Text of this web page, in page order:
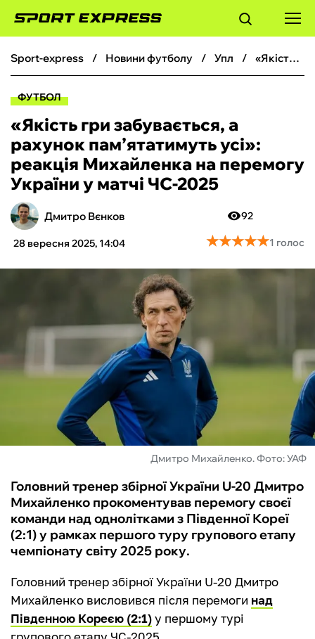
ФУТБОЛ
БОКС
ХОКЕЙ
ТЕНІС
КІБЕРСПОРТ
ЧС-2026
ФУТЗАЛ
ІНШІ
БУКМЕКЕРИ
sport-express новини футболу упл «Якість гри забувається, а рахунок пам’ятатимуть усі»: реакція Михайленка на перемогу України у матчі ЧС-2025
ФУТБОЛ
«Якість гри забувається, а
рахунок пам’ятатимуть усі»:
реакція Михайленка на перемогу
України у матчі ЧС-2025
Дмитро Вєнков
28 вересня 2025, 14:04
92
★★★★★
★★★★★1 голос
Дмитро Михайленко. Фото: УАФ
Головний тренер збірної України U-20 Дмитро
Михайленко прокоментував перемогу своєї
команди над однолітками з Південної Кореї
(2:1) у рамках першого туру групового етапу
чемпіонату світу 2025 року.
Головний тренер збірної України U-20 Дмитро
Михайленко висловився після перемоги над
Південною Кореєю (2:1)у першому турі